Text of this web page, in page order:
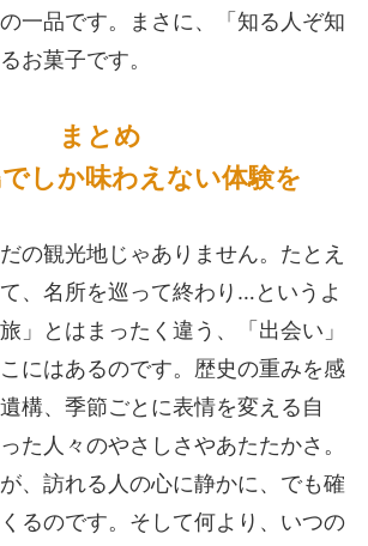
一品です。まさに、「知る人ぞ知
お菓子です。
まとめ
しか味わえない体験を
の観光地じゃありません。たとえ
、名所を巡って終わり…というよ
」とはまったく違う、「出会い」
にはあるのです。歴史の重みを感
構、季節ごとに表情を変える自
た人々のやさしさやあたたかさ。
、訪れる人の心に静かに、でも確
るのです。そして何より、いつの